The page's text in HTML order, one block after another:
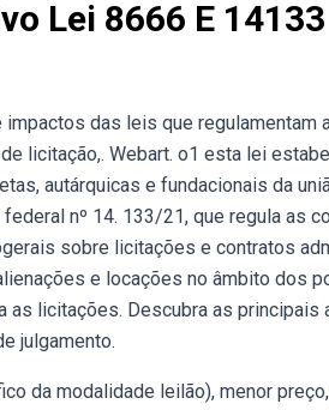
Lei 8666 E 14133
das leis que regulamentam
licitação,. Webart. o1 esta lei
autárquicas e fundacionais da
nº 14. 133/21, que regula as
sobre licitações e contratos
e locações no âmbito dos
as licitações. Descubra as
julgamento.
da modalidade leilão), menor